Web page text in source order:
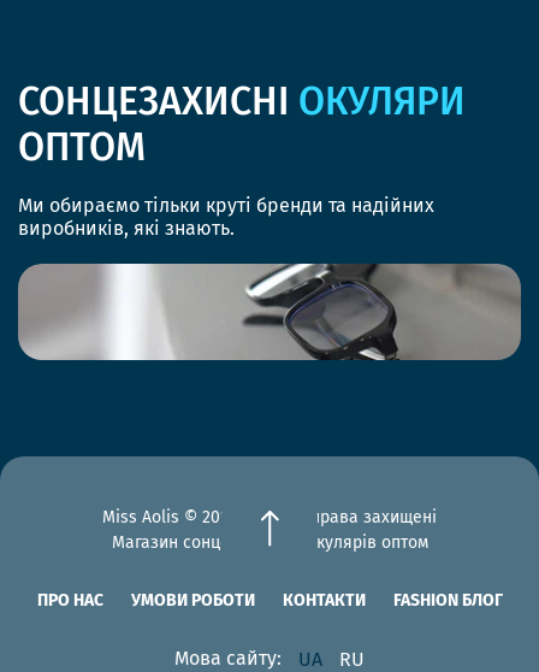
СОНЦЕЗАХИСНІ ОКУЛЯРИ
ОПТОМ
Ми обираємо тільки круті бренди та надійних
виробників, які знають.
Miss Aolis © 2012-2026 Всі права захищені
Магазин сонцезахисних окулярів оптом
ПРО НАС УМОВИ РОБОТИ КОНТАКТИ FASHION БЛОГ
Мова сайту: UA RU